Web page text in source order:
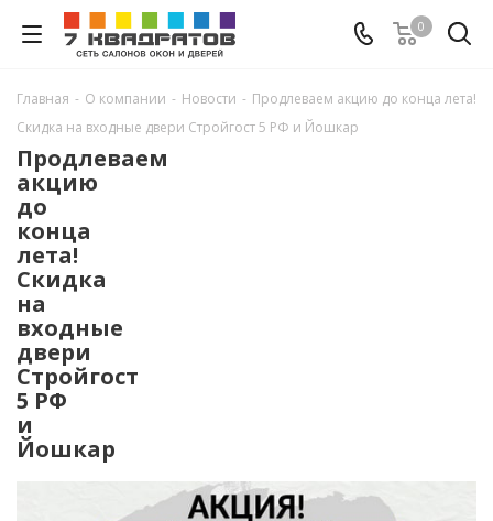
0
Главная - О компании - Новости - Продлеваем акцию до конца лета!
Скидка на входные двери Стройгост 5 РФ и Йошкар
Продлеваем
акцию
до
конца
лета!
Скидка
на
входные
двери
Стройгост
5 РФ
и
Йошкар